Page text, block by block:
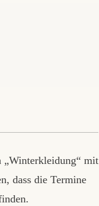
„Winterkleidung“ mit
dass die Termine